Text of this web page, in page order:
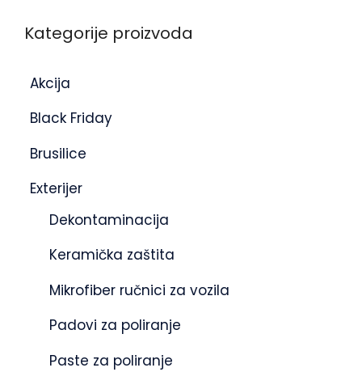
Kategorije proizvoda
Akcija
Black Friday
Brusilice
Exterijer
Dekontaminacija
Keramička zaštita
Mikrofiber ručnici za vozila
Padovi za poliranje
Paste za poliranje